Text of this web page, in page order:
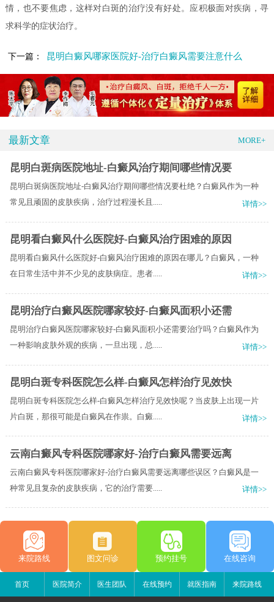
情，也不要焦虑，这样对白斑的治疗没有好处。应积极面对疾病，寻
求科学的症状治疗。
下一篇： 昆明白癜风哪家医院好-治疗白癜风需要注意什么
最新文章 MORE+
昆明白斑病医院地址-白癜风治疗期间哪些情况要
昆明白斑病医院地址-白癜风治疗期间哪些情况要杜绝？白癜风作为一种
常见且顽固的皮肤疾病，治疗过程漫长且.....
详情>>
昆明看白癜风什么医院好-白癜风治疗困难的原因
昆明看白癜风什么医院好-白癜风治疗困难的原因在哪儿？白癜风，一种
在日常生活中并不少见的皮肤病症。患者.....
详情>>
昆明治疗白癜风医院哪家较好-白癜风面积小还需
昆明治疗白癜风医院哪家较好-白癜风面积小还需要治疗吗？白癜风作为
一种影响皮肤外观的疾病，一旦出现，总.....
详情>>
昆明白斑专科医院怎么样-白癜风怎样治疗见效快
昆明白斑专科医院怎么样-白癜风怎样治疗见效快呢？当皮肤上出现一片
片白斑，那很可能是白癜风在作祟。白癜.....
详情>>
云南白癜风专科医院哪家好-治疗白癜风需要远离
云南白癜风专科医院哪家好-治疗白癜风需要远离哪些误区？白癜风是一
种常见且复杂的皮肤疾病，它的治疗需要.....
详情>>
来院路线 图文问诊 预约挂号 在线咨询
首页 医院简介 医生团队 在线预约 就医指南 来院路线